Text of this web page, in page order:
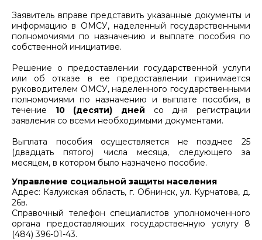
Заявитель вправе представить указанные документы и
информацию в ОМСУ, наделенный государственными
полномочиями по назначению и выплате пособия по
собственной инициативе.
Решение о предоставлении государственной услуги
или об отказе в ее предоставлении принимается
руководителем ОМСУ, наделенного государственными
полномочиями по назначению и выплате пособия, в
течение 10 (десяти) дней со дня регистрации
заявления со всеми необходимыми документами.
Выплата пособия осуществляется не позднее 25
(двадцать пятого) числа месяца, следующего за
месяцем, в котором было назначено пособие.
Управление социальной защиты населения
Адрес: Калужская область, г. Обнинск, ул. Курчатова, д.
26в.
Справочный телефон специалистов уполномоченного
органа предоставляющих государственную услугу 8
(484) 396-01-43.